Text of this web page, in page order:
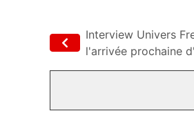
Interview Univers
l'arrivée prochaine